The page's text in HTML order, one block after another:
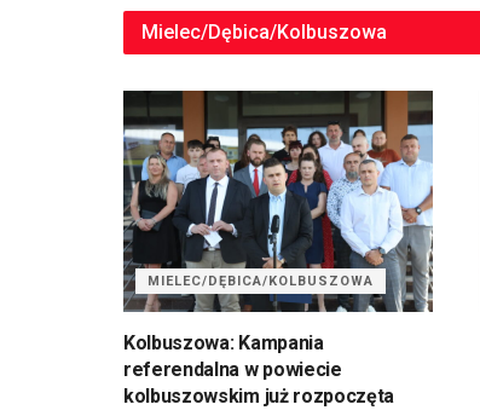
Mielec/Dębica/Kolbuszowa
MIELEC/DĘBICA/KOLBUSZOWA
Kolbuszowa: Kampania
referendalna w powiecie
kolbuszowskim już rozpoczęta